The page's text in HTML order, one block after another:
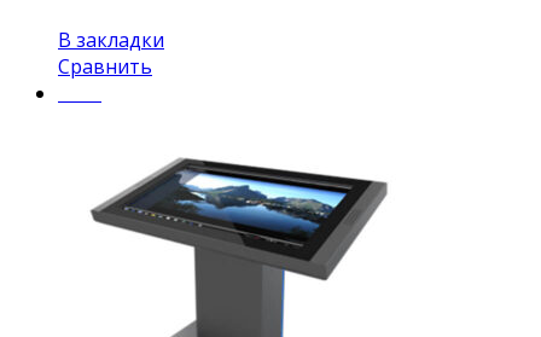
В закладки
Сравнить